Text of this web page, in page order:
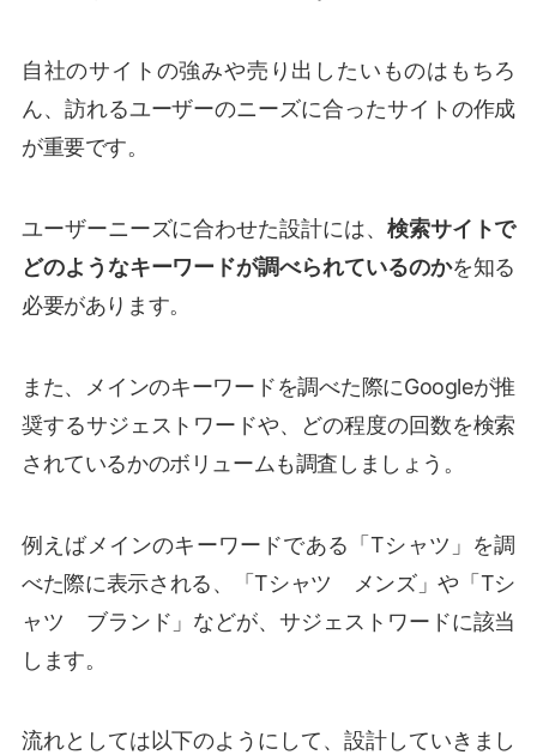
自社のサイトの強みや売り出したいものはもちろ
ん、訪れるユーザーのニーズに合ったサイトの作成
が重要です。
ユーザーニーズに合わせた設計には、 検索サイトで
どのようなキーワードが調べられているのかを知る
必要があります。
また、メインのキーワードを調べた際にGoogleが推
奨するサジェストワードや、どの程度の回数を検索
されているかのボリュームも調査しましょう。
例えばメインのキーワードである「Tシャツ」を調
べた際に表示される、「Tシャツ メンズ」や「Tシ
ャツ ブランド」などが、サジェストワードに該当
します。
流れとしては以下のようにして、設計していきまし